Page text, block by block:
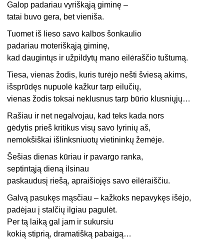
Galop padariau vyriškąją giminę –
tatai buvo gera, bet vieniša.
Tuomet iš lieso savo kalbos šonkaulio
padariau moteriškąją giminę,
kad daugintųs ir užpildytų mano eilėraščio tuštumą.
Tiesa, vienas žodis, kuris turėjo nešti šviesą akims,
išsprūdęs nupuolė kažkur tarp eilučių,
vienas žodis toksai neklusnus tarp būrio klusniųjų…
Rašiau ir net negalvojau, kad teks kada nors
gėdytis prieš kritikus visų savo lyrinių aš,
nemokšiškai išlinksniuotų vietininkų žemėje.
Šešias dienas kūriau ir pavargo ranka,
septintąją dieną ilsinau
paskaudusį riešą, apraišiojęs savo eilėraiščiu.
Galvą pasukęs mąsčiau – kažkoks nepavykęs išėjo,
padėjau į stalčių ilgiau pagulėt.
Per tą laiką gal jam ir sukursiu
kokią stiprią, dramatišką pabaigą…